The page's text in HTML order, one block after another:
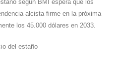
según BMI espera que los
alcista firme en la próxima
los 45.000 dólares en 2033.